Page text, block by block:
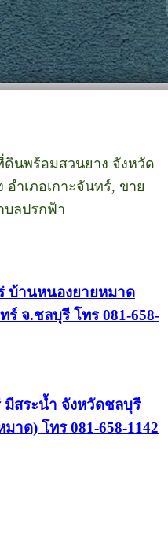
นพร้อมสวนยาง จังหวัด
ำเภอเกาะจันทร์, ขาย
บลปรกฟ้า
บ้านหนองยายหมาด
ร์ จ.ชลบุรี โทร 081-658-
สระน้ำ จังหวัดชลบุรี
าด) โทร 081-658-1142